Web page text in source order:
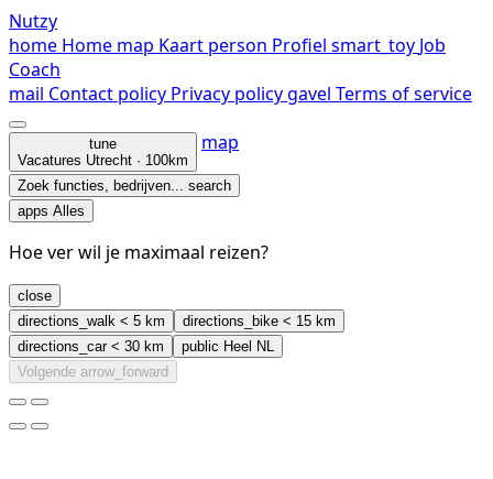
Nutzy
home Home map Kaart person Profiel smart_toy Job
Coach
mail Contact policy Privacy policygavel Terms of service
tune
Vacatures Utrecht · 100km
map
Zoek functies, bedrijven... search
apps Alles
Hoe ver wil je maximaal reizen?
close
directions_walk < 5 km directions_bike < 15 km
directions_car< 30 km public Heel NL
Volgende arrow_forward